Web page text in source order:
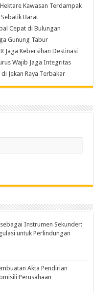
Kawasan Terdampak
Barat
Cepat di Bulungan
Gunung Tabur
Jaga Kebersihan Destinasi
Wajib Jaga Integritas
Jekan Raya Terbakar
Instrumen Sekunder:
untuk Perlindungan
Akta Pendirian
Perusahaan